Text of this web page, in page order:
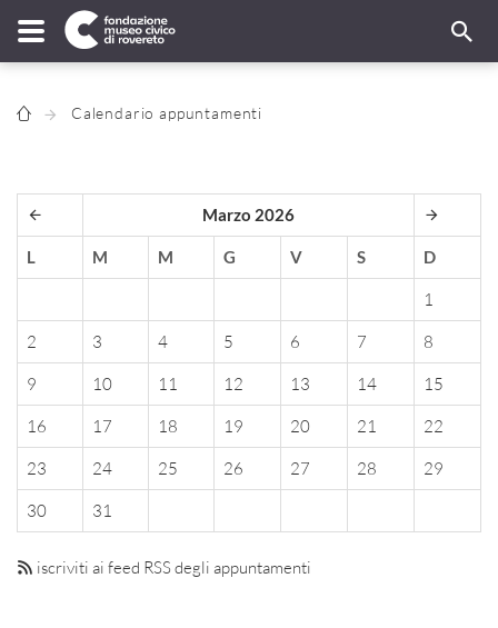
Calendario appuntamenti
Marzo 2026
L M M G V S D
1
2
3 4 5 6 7
8
9
10 11 12 13 14
15
16
17 18 19 20 21
22
23
24 25 26 27 28
29
30
31
iscriviti ai feed RSS degli appuntamenti